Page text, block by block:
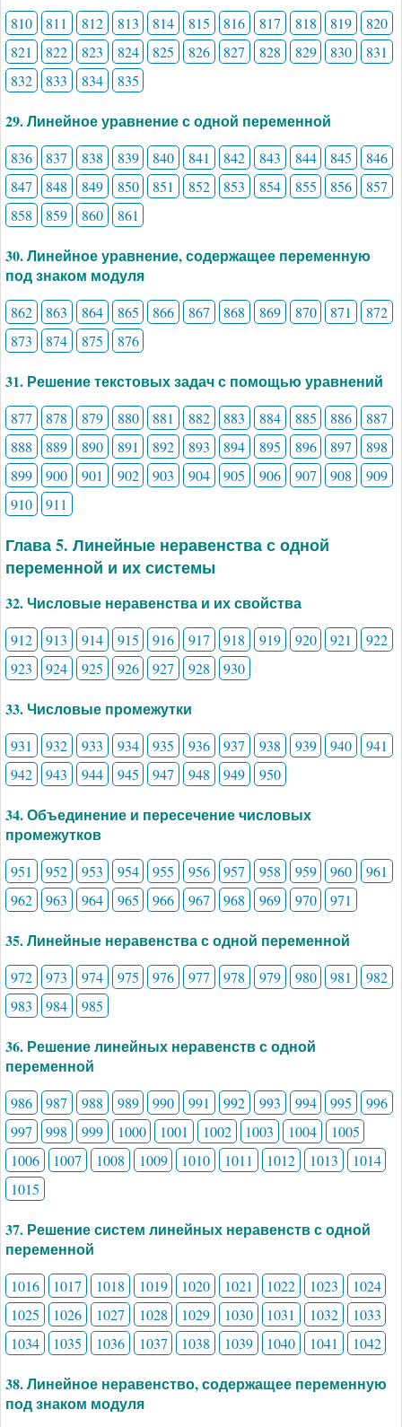
810 811 812 813 814 815 816 817 818 819
820
821
822 823 824 825 826 827 828 829 830
831
832
833 834 835
29. Линейное уравнение с одной переменной
836 837 838 839 840 841 842 843 844 845
846
847
848 849 850 851 852 853 854 855 856
857
858
859 860 861
30. Линейное уравнение, содержащее переменную
под знаком модуля
862 863 864 865 866 867 868 869 870 871
872
873
874 875 876
31. Решение текстовых задач с помощью уравнений
877 878 879 880 881 882 883 884 885 886
887
888
889 890 891 892 893 894 895 896 897
898
899
900 901 902 903 904 905 906 907 908
909
910
911
Глава 5. Линейные неравенства с одной
переменной и их системы
32. Числовые неравенства и их свойства
912 913 914 915 916 917 918 919 920 921
922
923
924 925 926 927 928 930
33. Числовые промежутки
931 932 933 934 935 936 937 938 939 940
941
942
943 944 945 947 948 949 950
34. Объединение и пересечение числовых
промежутков
951 952 953 954 955 956 957 958 959 960
961
962
963 964 965 966 967 968 969 970 971
35. Линейные неравенства с одной переменной
972 973 974 975 976 977 978 979 980 981
982
983
984 985
36. Решение линейных неравенств с одной
переменной
986 987 988 989 990 991 992 993 994 995
996
997
998 999 1000 1001 1002 1003 1004
1005
1006
1007 1008 1009 1010 1011 1012 1013
1014
1015
37. Решение систем линейных неравенств с одной
переменной
1016 1017 1018 1019 1020 1021 1022 1023
1024
1025
1026 1027 1028 1029 1030 1031 1032
1033
1034
1035 1036 1037 1038 1039 1040 1041 1042
38. Линейное неравенство, содержащее переменную
под знаком модуля